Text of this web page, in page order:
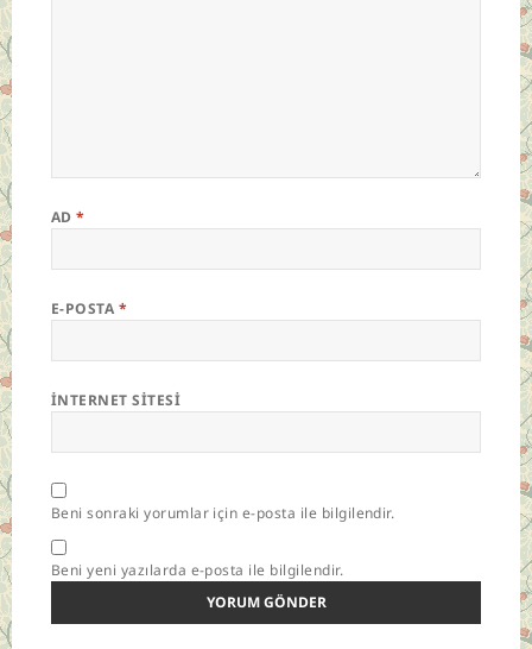
AD*
E-POSTA *
İNTERNET SITESI
Beni sonraki yorumlar için e-posta ile bilgilendir.
Beni yeni yazılarda e-posta ile bilgilendir.